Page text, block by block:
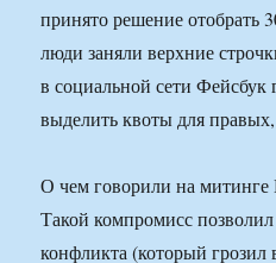
принято решение отобрать
люди заняли верхние
в социальной сети Фейсбук
выделить квоты для
О чем говорили на митинге
Такой компромисс позволил
конфликта (который грозил